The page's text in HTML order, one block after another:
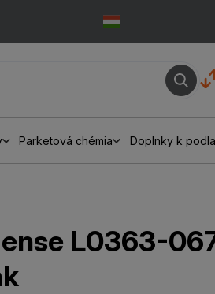
Parketová chémia Doplnky k
L0363-